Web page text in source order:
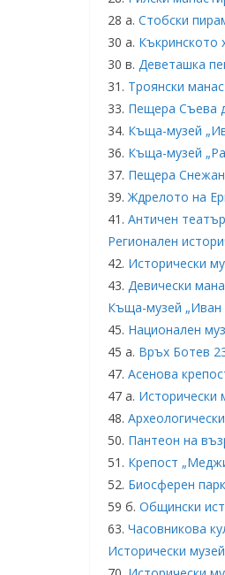
28 а. Стобски
30 а. Къкринското
30 в. Деветашка
31. Троянски
33. Пещера Съева
34. Къща-музей
36. Къща-музей
37. Пещера
39.Ждрелото на
41. Античен
Регионален
42. Исторически
43. Девически
Къща-музей „Иван
45. Национален
45 а. Връх Ботев
47. Асенова
47 а. Исторически
48.
50. Пантеон на
51. Крепост
52. Биосферен
59 б. Общински
63. Часовникова
Исторически